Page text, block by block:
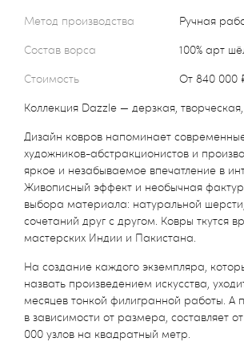
Метод производства
Ручная
Состав ворса
100% арт
Стоимость
от 840 000
Коллекция Dazzle — дерзкая,
Дизайн ковров напоминает
художников-абстракционистов и
яркое и незабываемое впечатление в
Живописный эффект и необычная
выбора материала: натуральной
сочетаний друг с другом. Ковры ткутся
мастерских Индии и Пакистана.
На создание каждого экземпляра,
назвать произведением искусства,
месяцев тонкой филигранной работы. А
в зависимости от размера, составляет
000 узлов на квадратный метр.